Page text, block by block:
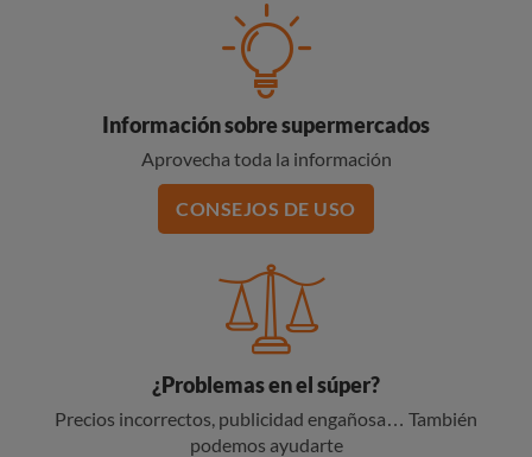
Información sobre supermercados
Aprovecha toda la información
CONSEJOS DE USO
¿Problemas en el súper?
Precios incorrectos, publicidad engañosa… También
podemos ayudarte